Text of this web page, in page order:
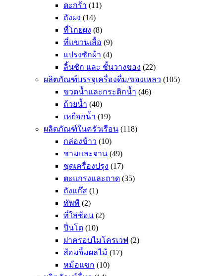
ตะกร้า (11)
ถังผง (14)
ที่โกยผง (8)
ที่แขวนเสื้อ (9)
แปรงซักผ้า (4)
ลิ้นชัก และ ชั้นวางของ (22)
ผลิตภัณฑ์บรรจุเครื่องดื่ม/ของเหลว (105)
ขวดน้ำและกระติกน้ำ (46)
ถ้วยน้ำ (40)
เหยือกน้ำ (19)
ผลิตภัณฑ์ในครัวเรือน (118)
กล่องข้าว (10)
ชามและจาน (49)
ชุดเครื่องปรุง (17)
ตะแกรงและถาด (35)
ถังแก๊ส (1)
ทัพพี (2)
ที่ใส่ช้อน (2)
ปิ่นโต (10)
ฝาครอบไมโครเวฟ (2)
ส้อมจิ้มผลไม้ (17)
หม้อแขก (10)